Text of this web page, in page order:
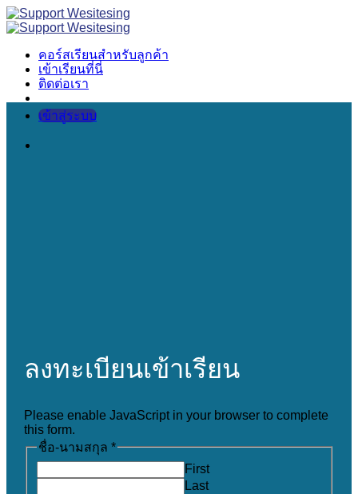
Skip
to
คอร์สเรียนสำหรับลูกค้า
เข้าเรียนที่นี่
ติดต่อเรา
เข้าสู่ระบบ
ลงทะเบียนเข้าเรียน
Please enable JavaScript in your browser to complete
this form.
ชื่อ-นามสกุล *
First
Last